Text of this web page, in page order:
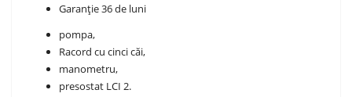
Garanție 36 de luni
pompa,
Racord cu cinci căi,
manometru,
presostat LCI 2.